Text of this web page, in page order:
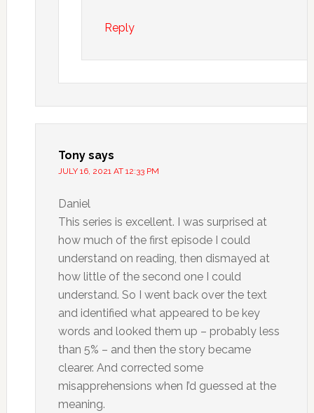
Reply
Tony says
JULY 16, 2021 AT 12:33 PM
Daniel
This series is excellent. I was surprised at
how much of the first episode I could
understand on reading, then dismayed at
how little of the second one I could
understand. So I went back over the text
and identified what appeared to be key
words and looked them up – probably less
than 5% – and then the story became
clearer. And corrected some
misapprehensions when I’d guessed at the
meaning.